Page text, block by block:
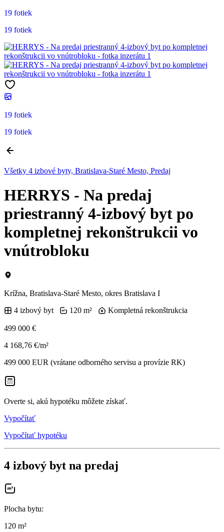
19 fotiek
19 fotiek
19 fotiek
19 fotiek
Všetky 4 izbové byty, Bratislava-Staré Mesto, Predaj
HERRYS - Na predaj
priestranný 4-izbový byt po
kompletnej rekonštrukcii vo
vnútrobloku
Krížna, Bratislava-Staré Mesto, okres Bratislava I
4 izbový byt
120 m² Kompletná rekonštrukcia
499 000 €
4 168,76 €/m²
499 000 EUR (vrátane odborného servisu a provízie RK)
Overte si, akú hypotéku môžete získať.
Vypočítať
Vypočítať hypotéku
4 izbový byt na predaj
Plocha bytu:
120 m²